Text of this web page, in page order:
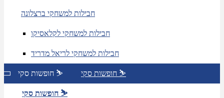
חבילות למשחקי ברצלונה
חבילות למשחקי לקלאסיקו
חבילות למשחקי לריאל מדריד
חופשות סקי ⛷️ חופשות סקי ⛷️
חופשות סקי ⛷️